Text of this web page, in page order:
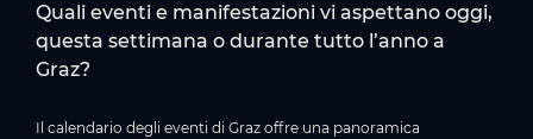
Quali eventi e manifestazioni vi aspettano oggi,
questa settimana o durante tutto l’anno a
Graz?
Il calendario degli eventi di Graz offre una panoramica